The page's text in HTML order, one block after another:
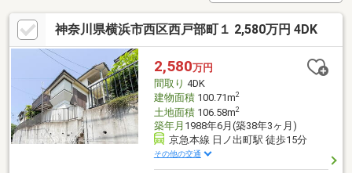
神奈川県横浜市西区西戸部町１ 2,580万円 4DK
2,580万円
間取り 4DK
建物面積100.71m2
土地面積106.58m2
築年月 1988年6月(築38年3ヶ月)
京急本線 日ノ出町駅 徒歩15分
その他の交通